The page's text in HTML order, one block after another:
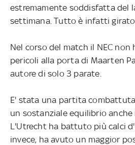
estremamente soddisfatta del
settimana. Tutto è infatti girato
Nel corso del match il NEC non
pericoli alla porta di Maarten
autore di solo 3 parate.
E' stata una partita
un sostanziale equilibrio
L'Utrecht ha battuto più calci
invece, ha avuto un maggior